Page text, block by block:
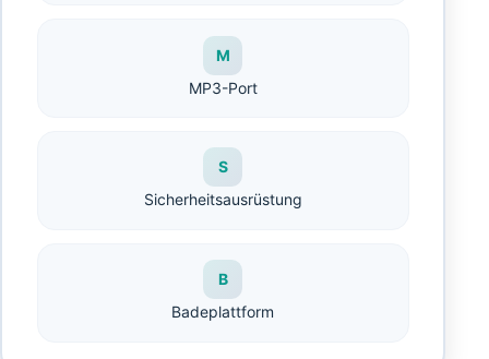
M
MP3-Port
S
Sicherheitsausrüstung
B
Badeplattform